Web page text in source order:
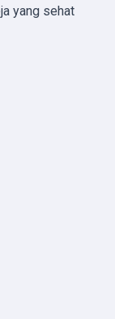
yang sehat